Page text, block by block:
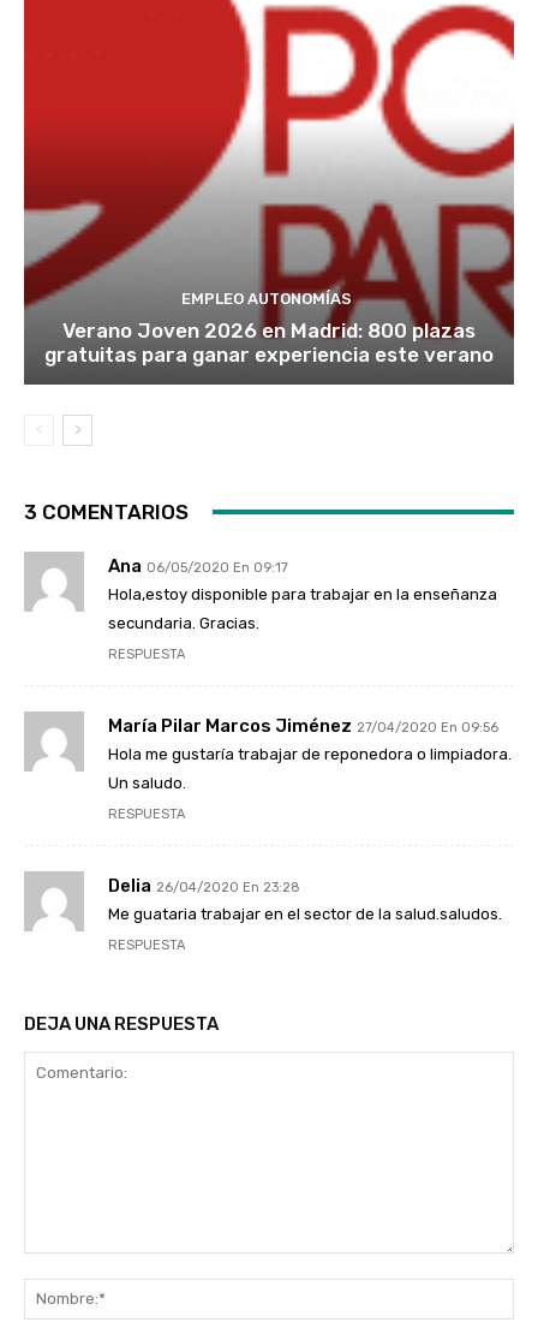
EMPLEO AUTONOMÍAS
Verano Joven 2026 en Madrid: 800 plazas
gratuitas para ganar experiencia este verano
3 COMENTARIOS
Ana 06/05/2020 En 09:17
Hola,estoy disponible para trabajar en la enseñanza
secundaria. Gracias.
RESPUESTA
María Pilar Marcos Jiménez 27/04/2020 En 09:56
Hola me gustaría trabajar de reponedora o limpiadora.
Un saludo.
RESPUESTA
Delia 26/04/2020 En 23:28
Me guataria trabajar en el sector de la salud.saludos.
RESPUESTA
DEJA UNA RESPUESTA